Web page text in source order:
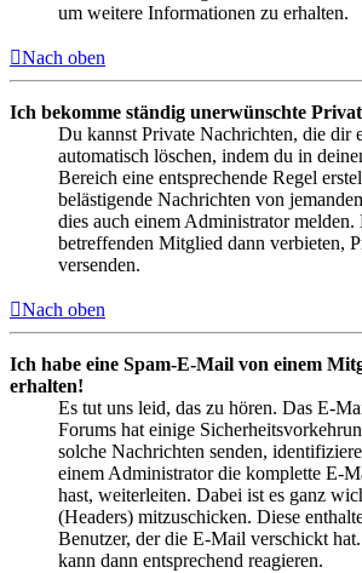
um weitere Informationen zu erhalten.
Nach oben
Ich bekomme ständig unerwünschte
Du kannst Private Nachrichten, die dir
automatisch löschen, indem du in
Bereich eine entsprechende Regel
belästigende Nachrichten von
dies auch einem Administrator melden.
betreffenden Mitglied dann verbieten,
versenden.
Nach oben
Ich habe eine Spam-E-Mail von einem
erhalten!
Es tut uns leid, das zu hören. Das E-
Forums hat einige
solche Nachrichten senden,
einem Administrator die komplette E-
hast, weiterleiten. Dabei ist es ganz
(Headers) mitzuschicken. Diese
Benutzer, der die E-Mail verschickt
kann dann entsprechend reagieren.